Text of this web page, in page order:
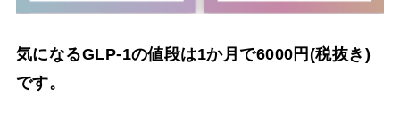
気になるGLP-1の値段は1か月で6000円(税抜き)
です。